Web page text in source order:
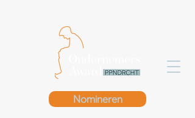
Nomineren